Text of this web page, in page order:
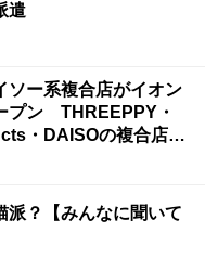
遣
ソー系複合店がイオン
プン THREEPPY・
・DAISOの複合店は
派？【みんなに聞いて